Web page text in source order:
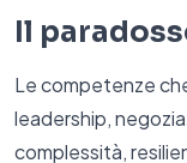
Il
Le competenze
leadership,
complessità,